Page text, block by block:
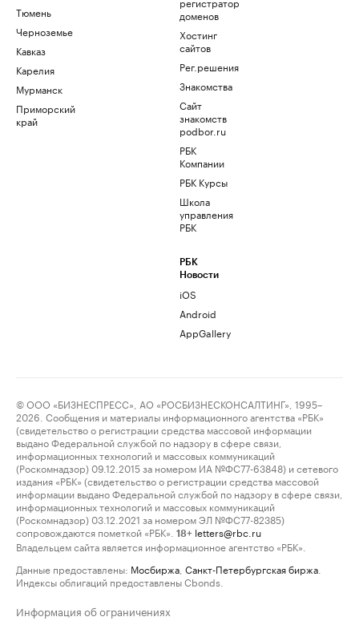
Тюмень
Черноземье
Кавказ
Карелия
Мурманск
Приморский
край
доменов
Хостинг
сайтов
Рег.решения
Знакомства
Сайт
знакомств
podbor.ru
РБК
Компании
РБК Курсы
Школа
управления
РБК
РБК
Новости
iOS
Android
AppGallery
© ООО «БИЗНЕСПРЕСС», АО «РОСБИЗНЕСКОНСАЛТИНГ», 1995–
2026. Сообщения и материалы информационного агентства «РБК»
(свидетельство о регистрации средства массовой информации
выдано Федеральной службой по надзору в сфере связи,
информационных технологий и массовых коммуникаций
(Роскомнадзор) 09.12.2015 за номером ИА №ФС77-63848) и сетевого
издания «РБК» (свидетельство о регистрации средства массовой
информации выдано Федеральной службой по надзору в сфере связи,
информационных технологий и массовых коммуникаций
(Роскомнадзор) 03.12.2021 за номером ЭЛ №ФС77-82385)
сопровождаются пометкой «РБК».
18+ letters@rbc.ru
Владельцем сайта является информационное агентство «РБК».
Данные предоставлены: Мосбиржа Санкт-Петербургская биржа
Индексы облигаций предоставлены Cbonds.
Информация об ограничениях